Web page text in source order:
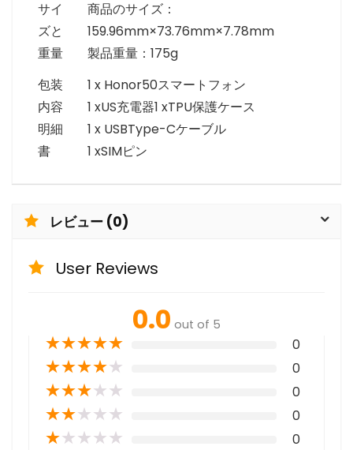
サイ
ズと
重量
商品のサイズ：
159.96mm×73.76mm×7.78mm
製品重量：175g
包装
内容
明細
書
1 x Honor50スマートフォン
1 xUS充電器1 xTPU保護ケース
1 x USBType-Cケーブル
1 xSIMピン
レビュー (0)
User Reviews
0.0 out of 5
★★★★★ 0
★★★★★ 0
★★★★★ 0
★★★★★ 0
★★★★★ 0